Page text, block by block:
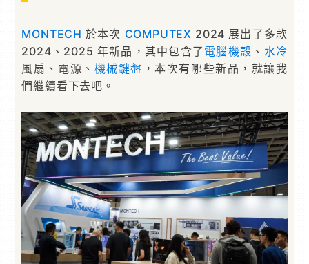
MONTECH 於本次 COMPUTEX 2024 展出了多款
2024、2025 年新品，其中包含了 電腦機殼 、 水冷
風扇、電源、 機械鍵盤 ，本次有哪些新品，就讓我
們繼續看下去吧。